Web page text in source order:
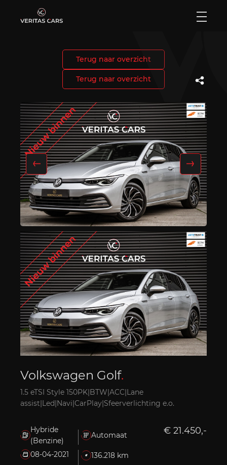
Home
Aanbod
Diensten
Verkocht
Over ons
Contact
Terug naar overzicht
Terug naar overzicht
Volkswagen Golf.
1.5 eTSI Style 150PK|BTW|ACC|Lane
assist|Led|Navi|CarPlay|Sfeerverlichting e.o.
Hybride
(Benzine)
Automaat
08-04-2021 136.218 km
€ 21.450,-